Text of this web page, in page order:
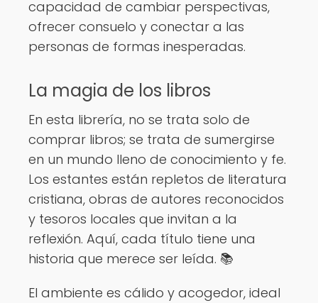
capacidad de cambiar perspectivas,
ofrecer consuelo y conectar a las
personas de formas inesperadas.
La magia de los libros
En esta librería, no se trata solo de
comprar libros; se trata de sumergirse
en un mundo lleno de conocimiento y fe.
Los estantes están repletos de literatura
cristiana, obras de autores reconocidos
y tesoros locales que invitan a la
reflexión. Aquí, cada título tiene una
historia que merece ser leída. 📚
El ambiente es cálido y acogedor, ideal